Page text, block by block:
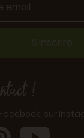
S'inscrire
!
sur